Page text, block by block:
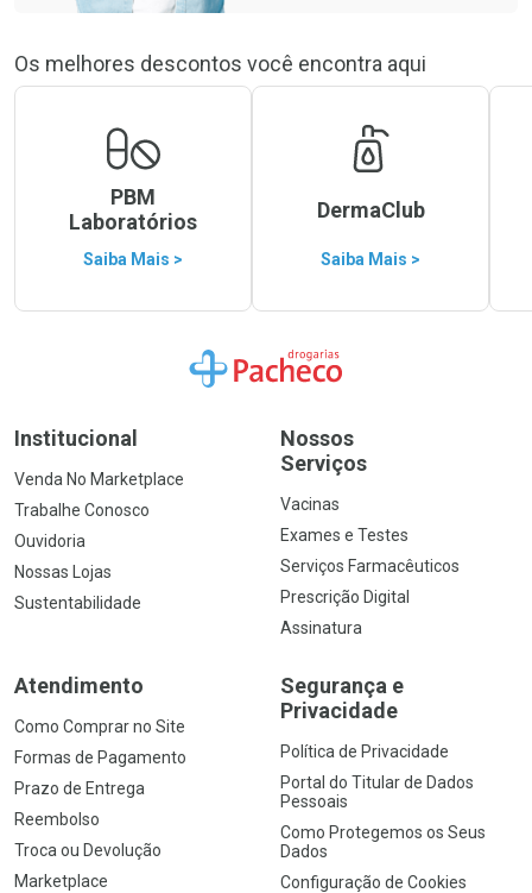
Os melhores descontos você encontra aqui
PBM
Laboratórios
Saiba Mais >
DermaClub
Saiba Mais >
Ir para a Home
Institucional
Venda No Marketplace
Trabalhe Conosco
Ouvidoria
Nossas Lojas
Sustentabilidade
Nossos
Serviços
Vacinas
Exames e Testes
Serviços Farmacêuticos
Prescrição Digital
Assinatura
Atendimento
Como Comprar no Site
Formas de Pagamento
Prazo de Entrega
Reembolso
Troca ou Devolução
Marketplace
Segurança e
Privacidade
Política de Privacidade
Portal do Titular de Dados
Pessoais
Como Protegemos os Seus
Dados
Configuração de Cookies